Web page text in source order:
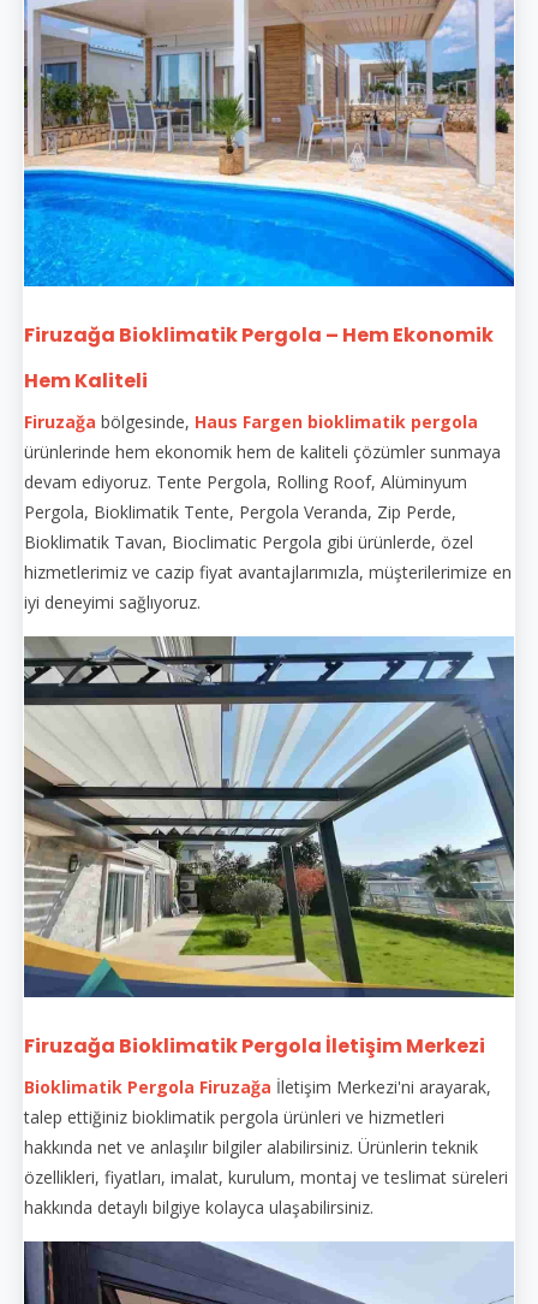
Firuzağa Bioklimatik Pergola – Hem Ekonomik
Hem Kaliteli
Firuzağa bölgesinde, Haus Fargen bioklimatik pergola
ürünlerinde hem ekonomik hem de kaliteli çözümler sunmaya
devam ediyoruz. Tente Pergola, Rolling Roof, Alüminyum
Pergola, Bioklimatik Tente, Pergola Veranda, Zip Perde,
Bioklimatik Tavan, Bioclimatic Pergola gibi ürünlerde, özel
hizmetlerimiz ve cazip fiyat avantajlarımızla, müşterilerimize en
iyi deneyimi sağlıyoruz.
Firuzağa Bioklimatik Pergola İletişim Merkezi
Bioklimatik Pergola Firuzağa İletişim Merkezi'ni arayarak,
talep ettiğiniz bioklimatik pergola ürünleri ve hizmetleri
hakkında net ve anlaşılır bilgiler alabilirsiniz. Ürünlerin teknik
özellikleri, fiyatları, imalat, kurulum, montaj ve teslimat süreleri
hakkında detaylı bilgiye kolayca ulaşabilirsiniz.